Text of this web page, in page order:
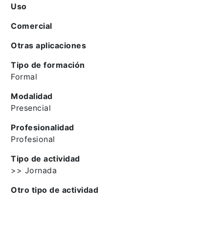
Uso
Comercial
Otras aplicaciones
Tipo de formación
Formal
Modalidad
Presencial
Profesionalidad
Profesional
Tipo de actividad
>> Jornada
Otro tipo de actividad